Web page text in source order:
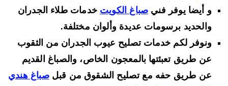
و أيضا يوفر فنيصباغ الكويتخدمات طلاء الجدران
والحديد برسومات عديدة وألوان مختلفة.
ونوفر لكم خدمات تصليح عيوب الجدران من الثقوب
عن طريق تعبئتها بالمعجون الخاص، والصباغ القديم
عن طريق حفه مع تصليح الشقوق من قبلصباغ هندي